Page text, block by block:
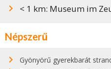
< 1 km: Museum im
Népszerű
Gyönyörű gyerekbarát strandok